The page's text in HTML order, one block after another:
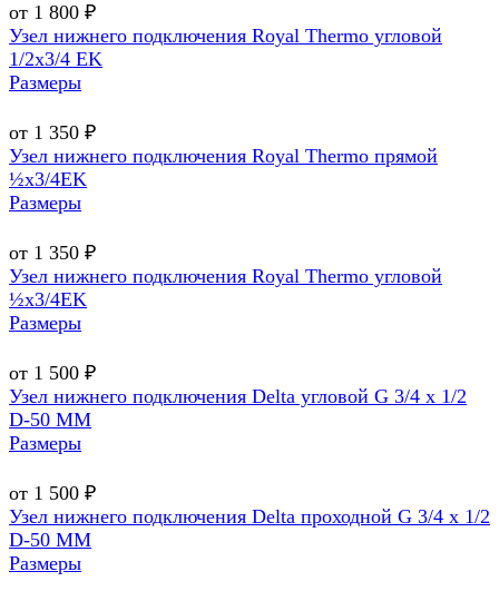
от 1 800 ₽
Узел нижнего подключения Royal Thermo угловой
1/2х3/4 EK
Размеры
от 1 350 ₽
Узел нижнего подключения Royal Thermo прямой
½х3/4EK
Размеры
от 1 350 ₽
Узел нижнего подключения Royal Thermo угловой
½х3/4EK
Размеры
от 1 500 ₽
Узел нижнего подключения Delta угловой G 3/4 х 1/2
D-50 MM
Размеры
от 1 500 ₽
Узел нижнего подключения Delta проходной G 3/4 х 1/2
D-50 MM
Размеры